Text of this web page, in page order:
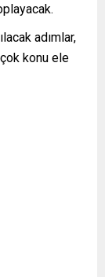
adımlar,
konu ele